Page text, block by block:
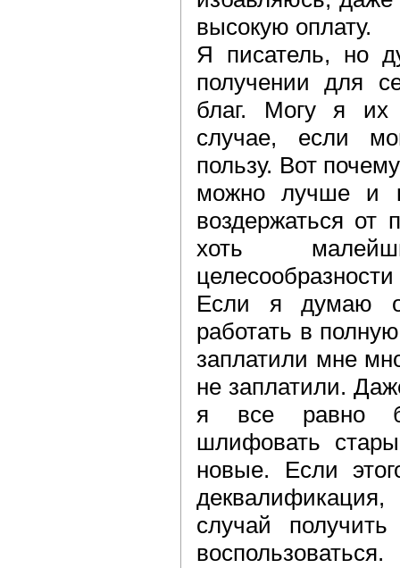
высокую оплату.
Я писатель, но
получении для
благ. Могу я их
случае, если
пользу. Вот
можно лучше и
воздержаться от
хоть
Если я думаю
работать в
заплатили мне
не заплатили.
я все равно
шлифовать
новые. Если
случай
воспользоваться.